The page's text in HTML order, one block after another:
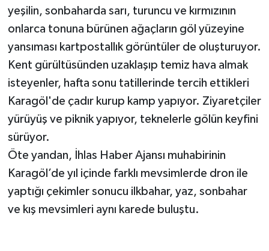
yeşilin, sonbaharda sarı, turuncu ve kırmızının
onlarca tonuna bürünen ağaçların göl yüzeyine
yansıması kartpostallık görüntüler de oluşturuyor.
Kent gürültüsünden uzaklaşıp temiz hava almak
isteyenler, hafta sonu tatillerinde tercih ettikleri
Karagöl'de çadır kurup kamp yapıyor. Ziyaretçiler
yürüyüş ve piknik yapıyor, teknelerle gölün keyfini
sürüyor.
Öte yandan, İhlas Haber Ajansı muhabirinin
Karagöl’de yıl içinde farklı mevsimlerde dron ile
yaptığı çekimler sonucu ilkbahar, yaz, sonbahar
ve kış mevsimleri aynı karede buluştu.